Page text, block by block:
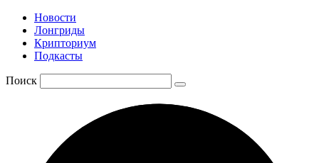
Новости
Лонгриды
Крипториум
Подкасты
Поиск